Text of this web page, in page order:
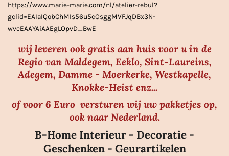
e
n
https://www.marie-marie.com/nl/atelier-rebul?
gclid=EAIaIQobChMIs56u5cOsggMVFJqDBx3N-
wveEAAYAiAAEgLOpvD_BwE
wij leveren ook gratis aan huis voor u in de
Regio van Maldegem, Eeklo, Sint-Laureins,
Adegem, Damme - Moerkerke, Westkapelle,
Knokke-Heist enz...
of voor 6 Euro versturen wij uw pakketjes op,
ook naar Nederland.
B-Home Interieur - Decoratie -
Geschenken - Geurartikelen